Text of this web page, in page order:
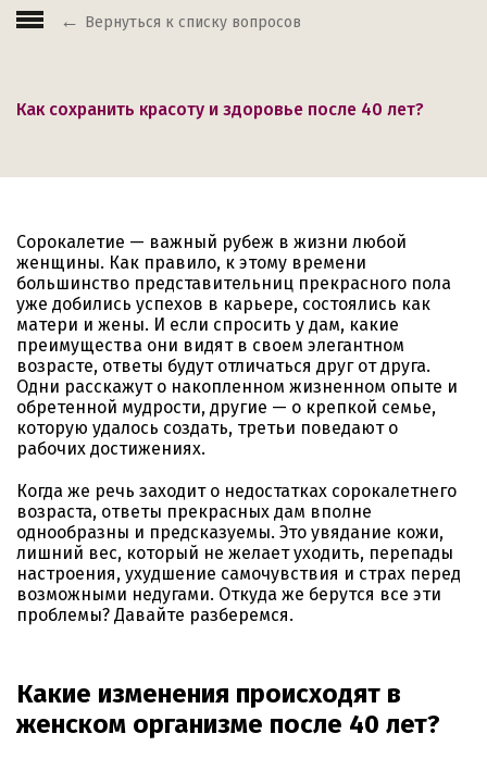
Вернуться к списку вопросов
Как сохранить красоту и здоровье после 40 лет?
Сорокалетие — важный рубеж в жизни любой
женщины. Как правило, к этому времени
большинство представительниц прекрасного пола
уже добились успехов в карьере, состоялись как
матери и жены. И если спросить у дам, какие
преимущества они видят в своем элегантном
возрасте, ответы будут отличаться друг от друга.
Одни расскажут о накопленном жизненном опыте и
обретенной мудрости, другие — о крепкой семье,
которую удалось создать, третьи поведают о
рабочих достижениях.
Когда же речь заходит о недостатках сорокалетнего
возраста, ответы прекрасных дам вполне
однообразны и предсказуемы. Это увядание кожи,
лишний вес, который не желает уходить, перепады
настроения, ухудшение самочувствия и страх перед
возможными недугами. Откуда же берутся все эти
проблемы? Давайте разберемся.
Какие изменения происходят в
женском организме после 40 лет?